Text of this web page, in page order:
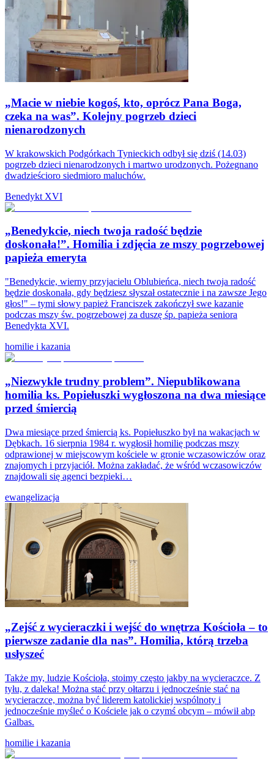
„Macie w niebie kogoś, kto, oprócz Pana Boga,
czeka na was”. Kolejny pogrzeb dzieci
nienarodzonych
W krakowskich Podgórkach Tynieckich odbył się dziś (14.03)
pogrzeb dzieci nienarodzonych i martwo urodzonych. Pożegnano
dwadzieścioro siedmioro maluchów.
Benedykt XVI
„Benedykcie, niech twoja radość będzie
doskonała!”. Homilia i zdjęcia ze mszy pogrzebowej
papieża emeryta
"Benedykcie, wierny przyjacielu Oblubieńca, niech twoja radość
będzie doskonała, gdy będziesz słyszał ostatecznie i na zawsze Jego
głos!" – tymi słowy papież Franciszek zakończył swe kazanie
podczas mszy św. pogrzebowej za duszę śp. papieża seniora
Benedykta XVI.
homilie i kazania
„Niezwykle trudny problem”. Niepublikowana
homilia ks. Popiełuszki wygłoszona na dwa miesiące
przed śmiercią
Dwa miesiące przed śmiercią ks. Popiełuszko był na wakacjach w
Dębkach. 16 sierpnia 1984 r. wygłosił homilię podczas mszy
odprawionej w miejscowym kościele w gronie wczasowiczów oraz
znajomych i przyjaciół. Można zakładać, że wśród wczasowiczów
znajdowali się agenci bezpieki…
ewangelizacja
„Zejść z wycieraczki i wejść do wnętrza Kościoła – to
pierwsze zadanie dla nas”. Homilia, którą trzeba
usłyszeć
Także my, ludzie Kościoła, stoimy często jakby na wycieraczce. Z
tyłu, z daleka! Można stać przy ołtarzu i jednocześnie stać na
wycieraczce, można być liderem katolickiej wspólnoty i
jednocześnie myśleć o Kościele jak o czymś obcym – mówił abp
Galbas.
homilie i kazania